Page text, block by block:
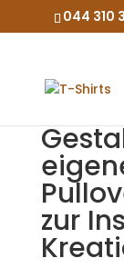
044 310
zur